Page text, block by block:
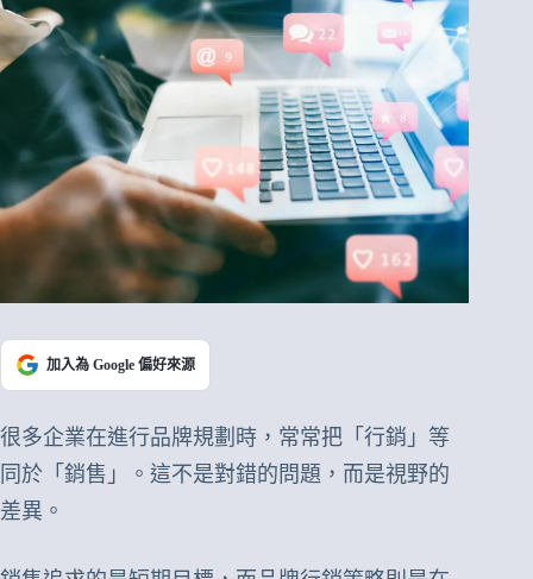
加入為 Google 偏好來源
很多企業在進行品牌規劃時，常常把「行銷」等
同於「銷售」。這不是對錯的問題，而是視野的
差異。